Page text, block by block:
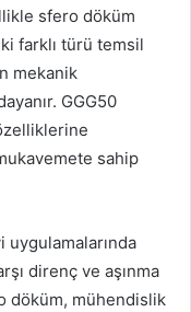
sfero döküm
farklı türü temsil
mekanik
GGG50
sahip
uygulamalarında
direnç ve aşınma
döküm, mühendislik